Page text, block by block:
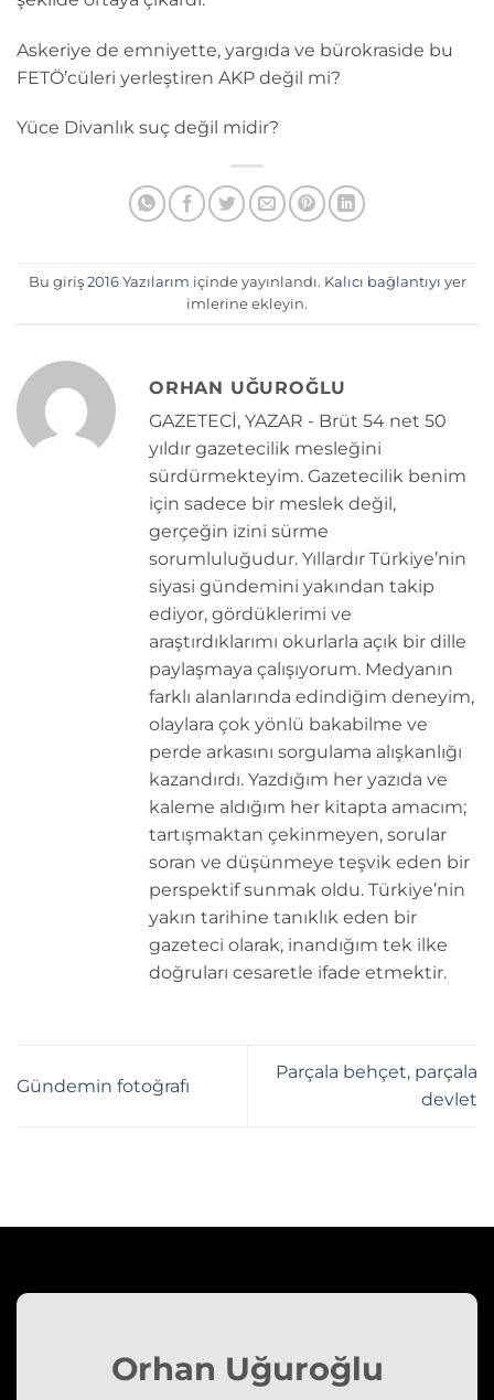
Askeriye de emniyette, yargıda ve bürokraside bu
FETÖ’cüleri yerleştiren AKP değil mi?
Yüce Divanlık suç değil midir?
Bu giriş 2016 Yazılarım içinde yayınlandı. Kalıcı bağlantıyı yer
imlerine ekleyin.
ORHAN UĞUROĞLU
GAZETECİ, YAZAR - Brüt 54 net 50
yıldır gazetecilik mesleğini
sürdürmekteyim. Gazetecilik benim
için sadece bir meslek değil,
gerçeğin izini sürme
sorumluluğudur. Yıllardır Türkiye’nin
siyasi gündemini yakından takip
ediyor, gördüklerimi ve
araştırdıklarımı okurlarla açık bir dille
paylaşmaya çalışıyorum. Medyanın
farklı alanlarında edindiğim deneyim,
olaylara çok yönlü bakabilme ve
perde arkasını sorgulama alışkanlığı
kazandırdı. Yazdığım her yazıda ve
kaleme aldığım her kitapta amacım;
tartışmaktan çekinmeyen, sorular
soran ve düşünmeye teşvik eden bir
perspektif sunmak oldu. Türkiye’nin
yakın tarihine tanıklık eden bir
gazeteci olarak, inandığım tek ilke
doğruları cesaretle ifade etmektir.
Gündemin fotoğrafı
Parçala behçet, parçala
devlet
Orhan Uğuroğlu